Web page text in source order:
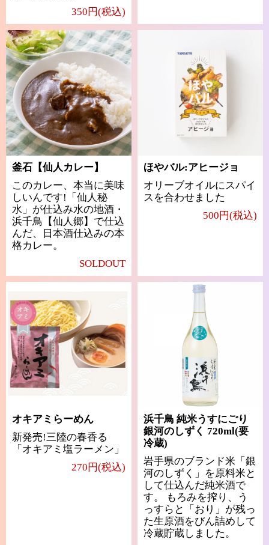
350円(税込)
釜石【仙人カレー】
このカレー、本当に美味
しいんです!「仙人秘
水」が仕込み水の地酒・
浜千鳥【仙人郷】で仕込
んだ、日本酒仕込みの本
格カレー。
SOLDOUT
ほやバル:アヒージョ
オリーブオイルにスパイ
スを合わせました
500円(税込)
オキアミらーめん
新発売!三陸の春香る
「オキアミ塩ラーメン」
270円(税込)
浜千鳥 純米うすにごり
銀河のしずく 720ml(要
冷蔵)
岩手県のブランド米「銀
河のしずく」を原料米と
して仕込んだ純米酒で
す。 もろみを搾り、う
っすらと「おり」が残っ
た生原酒をびん詰めして
冷蔵貯蔵しました。